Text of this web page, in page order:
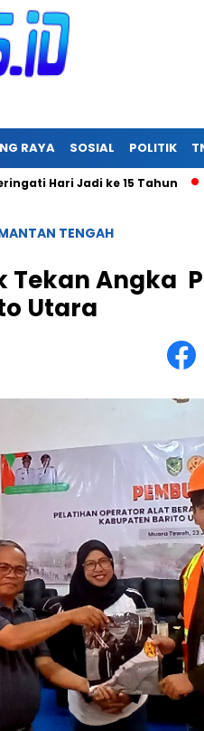
RAYA SOSIAL POLITIK
Jadi ke 15 Tahun HUT
TENGAH
Tekan Angka
Utara